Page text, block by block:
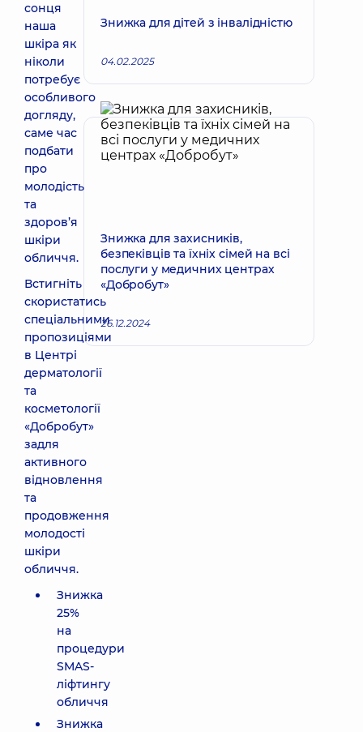
сонця
наша
шкіра як
ніколи
потребує
особливого
догляду,
саме час
подбати
про
молодість
та
здоров’я
шкіри
обличчя.
Встигніть
скористатись
спеціальними
пропозиціями
в Центрі
дерматології
та
косметології
«Добробут»
задля
активного
відновлення
та
продовження
молодості
шкіри
обличчя.
Знижка
25%
на
процедури
SMAS-
ліфтингу
обличчя
Знижка
Знижка для дітей з інвалідністю
04.02.2025
Знижка для захисників,
безпеківців та їхніх сімей на всі
послуги у медичних центрах
«Добробут»
26.12.2024